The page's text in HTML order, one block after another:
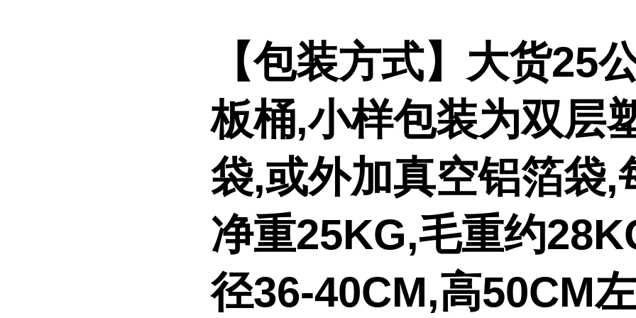
【包装方式】大货25
板桶,小样包装为双层
袋,或外加真空铝箔袋,
净重25KG,毛重约
径36-40CM,高50CM